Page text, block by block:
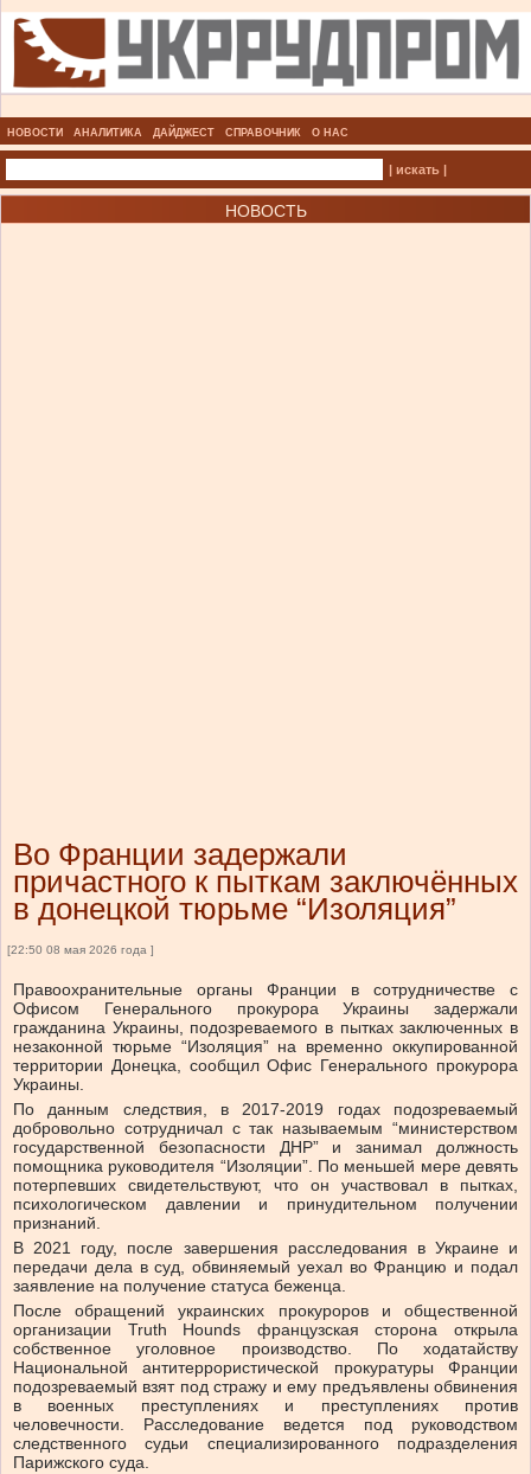
НОВОСТИ АНАЛИТИКА ДАЙДЖЕСТ СПРАВОЧНИК О НАС
| искать |
НОВОСТЬ
Во Франции задержали
причастного к пыткам заключённых
в донецкой тюрьме “Изоляция”
[22:50 08 мая 2026 года ]
Правоохранительные органы Франции в сотрудничестве с
Офисом Генерального прокурора Украины задержали
гражданина Украины, подозреваемого в пытках заключенных в
незаконной тюрьме “Изоляция” на временно оккупированной
территории Донецка, сообщил Офис Генерального прокурора
Украины.
По данным следствия, в 2017-2019 годах подозреваемый
добровольно сотрудничал с так называемым “министерством
государственной безопасности ДНР” и занимал должность
помощника руководителя “Изоляции”. По меньшей мере девять
потерпевших свидетельствуют, что он участвовал в пытках,
психологическом давлении и принудительном получении
признаний.
В 2021 году, после завершения расследования в Украине и
передачи дела в суд, обвиняемый уехал во Францию и подал
заявление на получение статуса беженца.
После обращений украинских прокуроров и общественной
организации Truth Hounds французская сторона открыла
собственное уголовное производство. По ходатайству
Национальной антитеррористической прокуратуры Франции
подозреваемый взят под стражу и ему предъявлены обвинения
в военных преступлениях и преступлениях против
человечности. Расследование ведется под руководством
следственного судьи специализированного подразделения
Парижского суда.